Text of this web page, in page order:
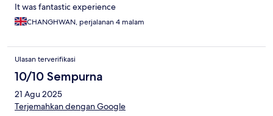
It was fantastic experience
CHANGHWAN, perjalanan 4 malam
Ulasan terverifikasi
10/10 Sempurna
21 Agu 2025
Terjemahkan dengan Google